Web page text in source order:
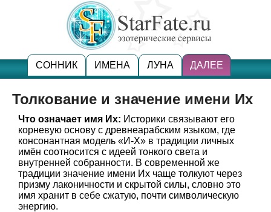
СОННИК ИМЕНА ЛУНА ДАЛЕЕ
Толкование и значение имени Их
Что означает имя Их: Историки связывают его
корневую основу с древнеарабским языком, где
консонантная модель «И-Х» в традиции личных
имён соотносится с идеей тонкого света и
внутренней собранности. В современной же
традиции значение имени Их чаще толкуют через
призму лаконичности и скрытой силы, словно это
имя хранит в себе сжатую, почти символическую
энергию.